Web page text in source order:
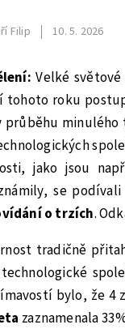
Filip 10. 5. 2026
Velké
roku
průběhu
jako jsou
se
o trzích.
tradičně
bylo, že 4
zaznamenala